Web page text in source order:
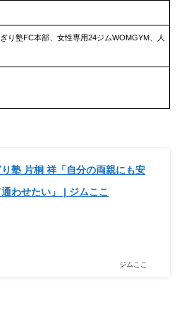
り塾FC本部、女性専用24ジムWOMGYM、人
塾 片桐 祥「自分の両親にも安
わせたい」 | ジムここ
ジムここ